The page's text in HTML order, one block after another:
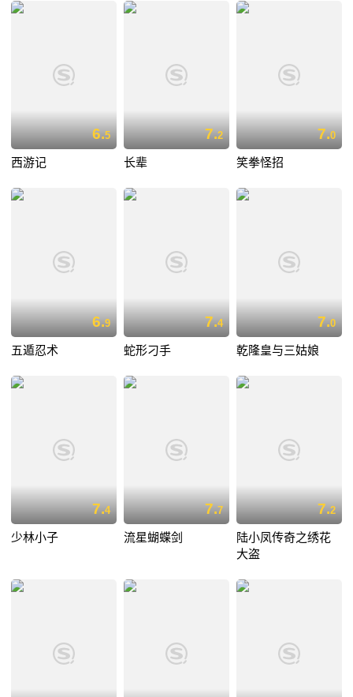
6.5
西游记
7.2
长辈
7.0
笑拳怪招
6.9
五遁忍术
7.4
蛇形刁手
7.0
乾隆皇与三姑娘
7.4
少林小子
7.7
流星蝴蝶剑
7.2
陆小凤传奇之绣花
大盗